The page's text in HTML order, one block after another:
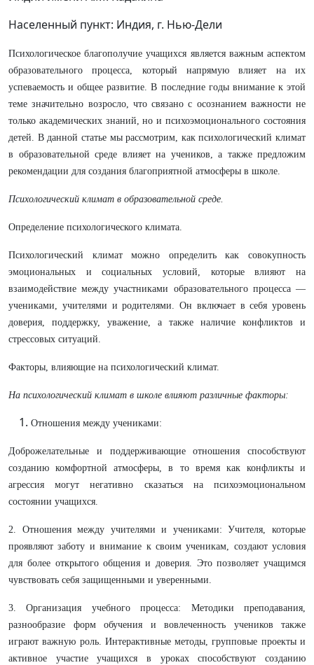
Населенный пункт: Индия, г. Нью-Дели
Психологическое благополучие учащихся является важным аспектом
образовательного процесса, который напрямую влияет на их
успеваемость и общее развитие. В последние годы внимание к этой
теме значительно возросло, что связано с осознанием важности не
только академических знаний, но и психоэмоционального состояния
детей. В данной статье мы рассмотрим, как психологический климат
в образовательной среде влияет на учеников, а также предложим
рекомендации для создания благоприятной атмосферы в школе.
Психологический климат в образовательной среде.
Определение психологического климата.
Психологический климат можно определить как совокупность
эмоциональных и социальных условий, которые влияют на
взаимодействие между участниками образовательного процесса —
учениками, учителями и родителями. Он включает в себя уровень
доверия, поддержку, уважение, а также наличие конфликтов и
стрессовых ситуаций.
Факторы, влияющие на психологический климат.
На психологический климат в школе влияют различные факторы:
Отношения между учениками:
Доброжелательные и поддерживающие отношения способствуют
созданию комфортной атмосферы, в то время как конфликты и
агрессия могут негативно сказаться на психоэмоциональном
состоянии учащихся.
2. Отношения между учителями и учениками: Учителя, которые
проявляют заботу и внимание к своим ученикам, создают условия
для более открытого общения и доверия. Это позволяет учащимся
чувствовать себя защищенными и уверенными.
3. Организация учебного процесса: Методики преподавания,
разнообразие форм обучения и вовлеченность учеников также
играют важную роль. Интерактивные методы, групповые проекты и
активное участие учащихся в уроках способствуют созданию